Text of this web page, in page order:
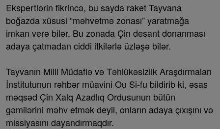
Ekspertlərin fikrincə, bu sayda raket Tayvana
boğazda xüsusi “məhvetmə zonası” yaratmağa
imkan verə bilər. Bu zonada Çin desant donanması
adaya çatmadan ciddi itkilərlə üzləşə bilər.
Tayvanın Milli Müdafiə və Təhlükəsizlik Araşdırmaları
İnstitutunun rəhbər müavini Ou Si-fu bildirib ki, əsas
məqsəd Çin Xalq Azadlıq Ordusunun bütün
gəmilərini məhv etmək deyil, onların adaya çıxışını və
missiyasını dayandırmaqdır.